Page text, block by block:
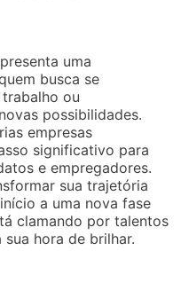
uma
busca se
ou
possibilidades.
empresas
significativo para
e empregadores.
sua trajetória
a uma nova fase
clamando por talentos
hora de brilhar.